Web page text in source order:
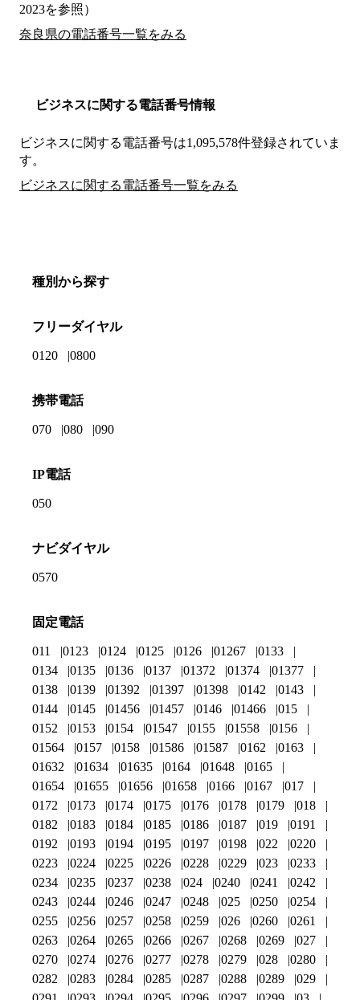
2023を参照）
奈良県の電話番号一覧をみる
ビジネスに関する電話番号情報
ビジネスに関する電話番号は1,095,578件登録されていま
す。
ビジネスに関する電話番号一覧をみる
種別から探す
フリーダイヤル
0120 0800
携帯電話
070 080 090
IP電話
050
ナビダイヤル
0570
固定電話
011 0123 0124 0125 0126 01267
0133
0134
0135 0136 0137 01372 01374
01377
0138
0139 01392 01397 01398 0142
0143
0144
0145 01456 01457 0146 01466
015
0152
0153 0154 01547 0155 01558
0156
01564
0157 0158 01586 01587 0162
0163
01632
01634 01635 0164 01648
0165
01654
01655 01656 01658 0166 0167
017
0172
0173 0174 0175 0176 0178 0179
018
0182
0183 0184 0185 0186 0187 019
0191
0192
0193 0194 0195 0197 0198 022
0220
0223
0224 0225 0226 0228 0229 023
0233
0234
0235 0237 0238 024 0240 0241
0242
0243
0244 0246 0247 0248 025 0250
0254
0255
0256 0257 0258 0259 026 0260
0261
0263
0264 0265 0266 0267 0268 0269
027
0270
0274 0276 0277 0278 0279 028
0280
0282
0283 0284 0285 0287 0288 0289
029